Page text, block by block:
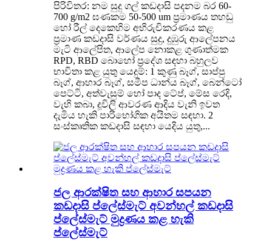
පිරිවිතර: නම සුදු ගල් කඩදාසි පදනම බර 60-
700 g/m2 ඝණකම 50-500 um ප්‍රමාණය තහඩු
හෝ රීල් දෙකෙහිම අභිරුචිකරණය කළ
ප්‍රමාණ කඩදාසි වර්ණය සුදු, දුඹුරු ආලේපනය
මැටි ආලේපිත, ආලේප නොකළ ගුණාත්මක
RPD, RBD බොහෝ ප්‍රදේශ සඳහා බහුලව
භාවිතා කළ යුතු යෙදුම්: 1 කුණු බෑග්, සාප්පු
බෑග්, ආහාර බෑග්, සමීප ධාන්ය බෑග්, බෙන්ටෝ
පෙට්ටි, අත්වැසුම් හෝ පාද ටේප්, මේස රෙදි,
වැහි කබා, දූවිලි ආවරණ ආදිය වැනි ඉවත
දැමිය හැකි පාරිභෝගික අයිතම සඳහා. 2
සංස්කෘතික කඩදාසි සඳහා යෙදිය යුතු,...
ජල ආරක්ෂිත සහ ආහාර සපයන
කඩදාසි ප්ලේස්මැට් අවන්හල් කඩදාසි
ප්ලේස්මැට් මුද්‍රණය කළ හැකි
ප්ලේස්මැට්